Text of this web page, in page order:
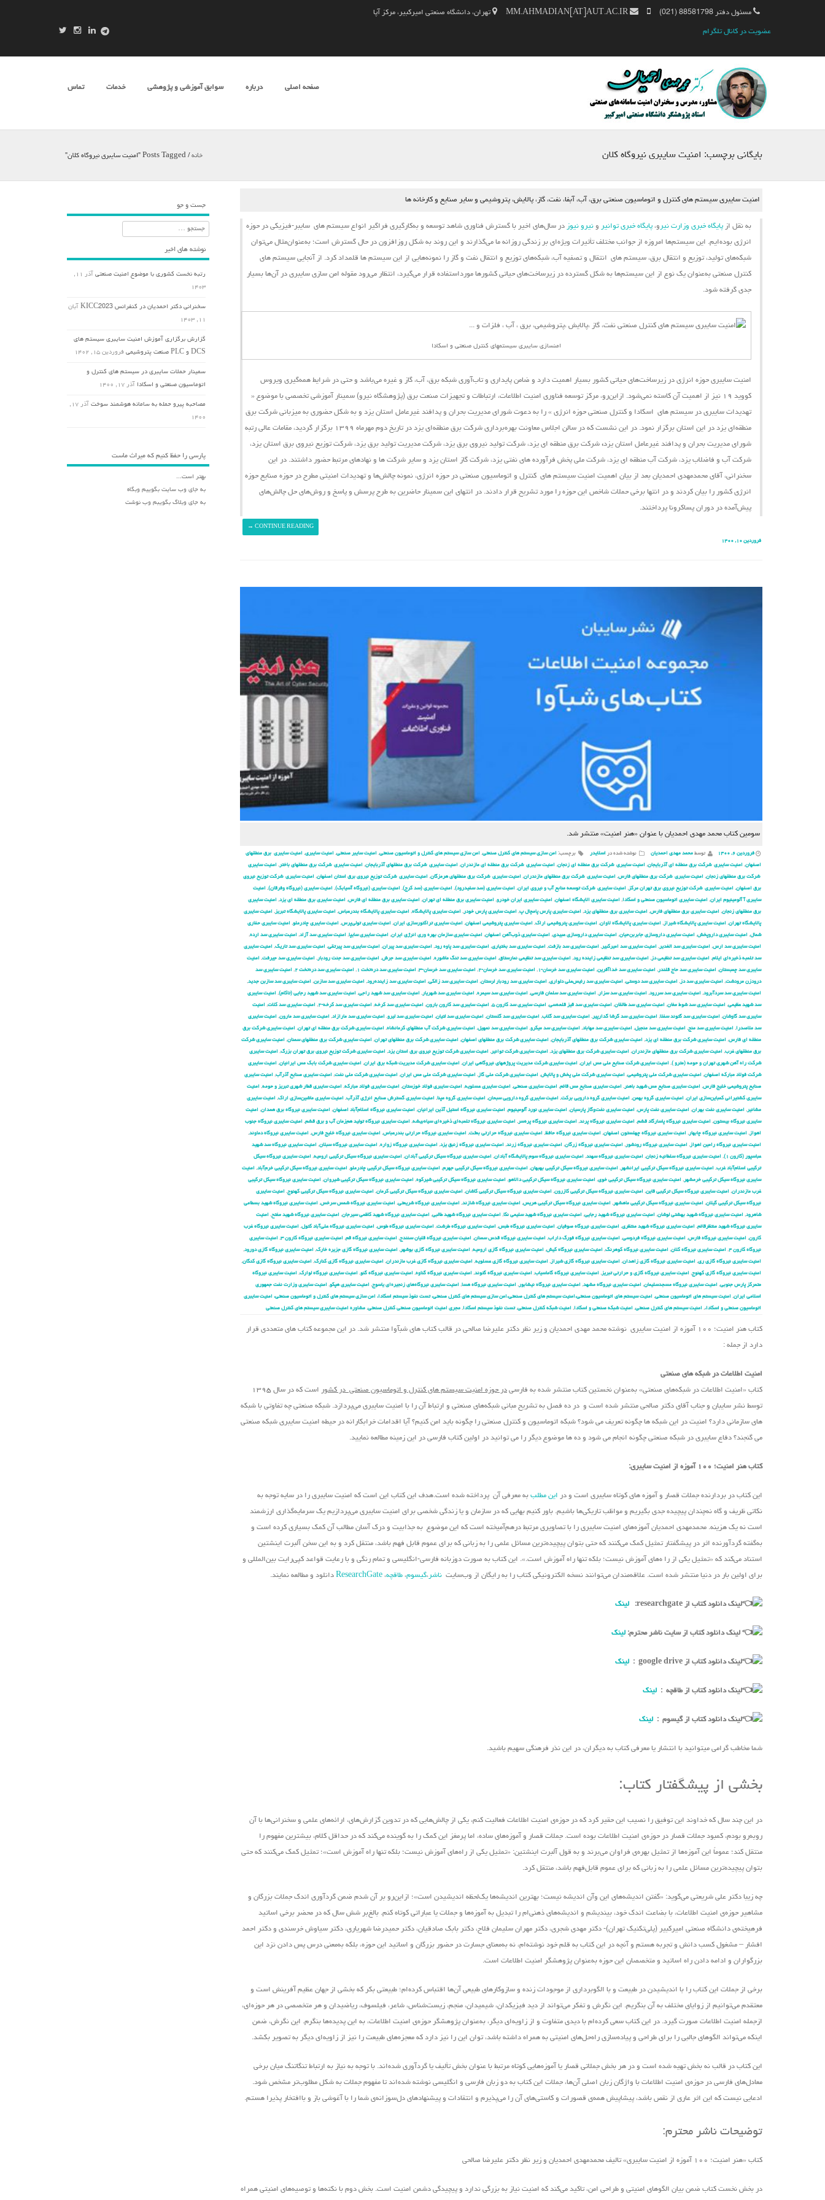
مسئول دفتر 88581798 (021) تهران، دانشگاه صنعتی امیرکبیر، مرکز آپا
عضویت در کانال تلگرام
صفحه اصلی درباره سوابق آموزشی و پژوهشی خدمات تماس
بایگانی برچسب: امنیت سایبری نیروگاه کلان خانه/ Posts Tagged "امنیت سایبری نیروگاه کلان"
امنیت سایبری سیستم های کنترل و اتوماسیون صنعتی برق، آب، آبفا، نفت، گاز، پالایش، پتروشیمی و سایر صنایع و کارخانه ها
به نقل از پایگاه خبری وزارت نیر و، پایگاه خبری توانیر و نیرو نیوز در سال‌های اخیر با گسترش فناوری شاهد توسعه و به‌کارگیری فراگیر انواع سیستم ‌های سایبر-فیزیکی در حوزه
انرژی بوده‌ایم. این سیستم‌ها امروزه از جوانب مختلف تأثیرات ویژه‌ای بر زندگی روزانه ما می‌گذارند و این روند به شکل روزافزون در حال گسترش است؛ به‌عنوان‌مثال می‌توان
شبکه‌های تولید، توزیع و انتقال برق، سیستم ‌های انتقال و تصفیه آب، شبکه‌های توزیع و انتقال نفت و گاز را نمونه‌هایی از این سیستم ‌ها قلمداد کرد. از آنجایی سیستم ‌های
کنترل صنعتی به‌عنوان یک نوع از این سیستم‌ها به شکل گسترده در زیرساخت‌های حیاتی کشورها مورداستفاده قرار می‌گیرد، انتظار می‌رود مقوله امن‌‌ سازی سایبری در آن‌ها بسیار
جدی گرفته شود.
امنسازی سایبری سیستمهای کنترل صنعتی و اسکادا
امنیت سایبری حوزه انرژی در زیرساخت‌های حیاتی کشور بسیار اهمیت دارد و ضامن پایداری و تاب‌آوری شبکه برق، آب، گاز و غیره می‌باشد و حتی در شرایط همه‌گیری ویروس
کووید ۱۹ نیز از اهمیت آن کاسته نمی‌شود.
ازاین‌رو، مرکز توسعه فناوری امنیت اطلاعات، ارتباطات و تجهیزات صنعت برق (پژوهشگاه نیرو) سمینار آموزشی تخصصی با موضوع «
تهدیدات سایبری در سیستم ‌های اسکادا و کنترل صنعتی حوزه انرژی » را به دعوت شورای مدیریت بحران و پدافند غیرعامل استان یزد و به شکل حضوری به میزبانی شرکت برق
منطقه‌ای یزد در این استان برگزار نمود. در این نشست که در سالن اجلاس معاونت بهره‌برداری شرکت برق منطقه‌ای یزد در تاریخ دوم مهرماه ۱۳۹۹ برگزار گردید، مقامات عالی رتبه
شورای مدیریت بحران و پدافند غیرعامل استان یزد، شرکت برق منطقه ای یزد، شرکت تولید نیروی برق یزد، شرکت مدیریت تولید برق یزد، شرکت توزیع نیروی برق استان یزد،
شرکت آب و فاضلاب یزد، شرکت آب منطقه ای یزد، شرکت ملی پخش فرآورده های نفتی یزد، شرکت گاز استان یزد و سایر شرکت ها و نهادهای مرتبط حضور داشتند. در این
سخنرانی، آقای محمدمهدی احمدیان بعد از بیان اهمیت امنیت سیستم ‌های کنترل و اتوماسیون صنعتی در حوزه انرژی، نمونه چالش‌ها و تهدیدات امنیتی مطرح در حوزه صنایع حوزه
انرژی کشور را بیان کردند و در انتها برخی حملات شاخص این حوزه را مورد تشریح قرار دادند. در انتهای این سمینار حاضرین به طرح پرسش و پاسخ و روش‌های حل چالش‌های
پیش‌آمده در دوران پساکرونا پرداختند.
CONTINUE READING
→
فروردین ۱۰, ۱۴۰۰
سومین کتاب محمد مهدی احمدیان با عنوان «هنر امنیت» منتشر شد.
فروردین ۶, ۱۴۰۰ توسط محمد مهدی احمدیان نوشته شده در اسلایدر برچسب: امن سازی سیستم های کنترل صنعتی, امن سازی سیستم های کنترل و اتوماسیون صنعتی, امنیت سایبر صنعتی, امنیت سایبری, امنیت سایبری برق منطقهای
اصفهان, امنیت سایبری شركت برق منطقه ای آذربایجان, امنیت سایبری شركت برق منطقه ای زنجان, امنیت سایبری شركت برق منطقه ای مازندران, امنیت سایبری شركت برق منطقهای آذربایجان, امنیت سایبری شركت برق منطقهای باختر , امنیت سایبری
شركت برق منطقهای زنجان, امنیت سایبری شركت برق منطقهای فارس, امنیت سایبری شركت برق منطقهای مازندران, امنیت سایبری شركت برق منطقهای هرمزگان, امنیت سایبری شركت توزیع نیروی برق استان اصفهان, امنیت سایبری شركت توزیع نیروی
برق اصفهان, امنیت سایبری شركت توزیع نیروی برق تهران مركز , امنیت سایبری شركت توسعه منابع آب و نیروی ایران, امنیت سایبری (سد سفیدرود), امنیت سایبری (سد کرج), امنیت سایبری (نیروگاه آسیابک), امنیت سایبری (نیروگاه وفرقان), امنیت
سایبری آ آلومینیوم ایران, امنیت سایبری اتوماسیون صنعتی و اسکادا, امنیت سایبری الایشگاه اصفهان, امنیت سایبری ایران خودرو, امنیت سایبری برق منطقه ای تهران, امنیت سایبری برق منطقه ای فارس, امنیت سایبری برق منطقه ای یزد, امنیت سایبری
برق منطقهای زنجان, امنیت سایبری برق منطقهای فارس, امنیت سایبری برق منطقهای یزد, امنیت سایبری پارس پامچال پ, امنیت سایبری پارس خودر , امنیت سایبری پالایشگاه, امنیت سایبری پالایشگاه بندرعباس, امنیت سایبری پالایشگاه تبریز , امنیت سایبری
پالایشگاه تهران, امنیت سایبری پالایشگاه شیراز , امنیت سایبری پالایشگاه لاوان, امنیت سایبری پتروشیمی اراک, امنیت سایبری پتروشیمی اصفهان, امنیت سایبری تراکتورسازی ایران, امنیت سایبری تولی‌پرس, امنیت سایبری چادرملو, امنیت سایبری حفاری
شمال, امنیت سایبری داروپخش, امنیت سایبری داروسازی جابربن‌حیان, امنیت سایبری داروسازی عبیدی, امنیت سایبری ذوب‌آهن اصفهان, امنیت سایبری سازمان بهره وری انرژی ایران, امنیت سایبری سایپا, امنیت سایبری سد آزاد, امنیت سایبری سد ارده,
امنیت سایبری سد ارس, امنیت سایبری سد الغدیر , امنیت سایبری سد امیرکبیر , امنیت سایبری سد بازفت, امنیت سایبری سد بختیاری, امنیت سایبری سد پاوه رود, امنیت سایبری سد پیران, امنیت سایبری سد پیرتقی, امنیت سایبری سد تاریک, امنیت سایبری
سد تلمبه ذخیره‌ای ایلام, امنیت سایبری سد تنظیمی دز , امنیت سایبری سد تنظیمی زاینده رود, امنیت سایبری سد تنظیمی نمارستاق, امنیت سایبری سد تنگ ماشوره, امنیت سایبری سد جرش, امنیت سایبری سد جنت رودبار , امنیت سایبری سد جیرفت, امنیت
سایبری سد چمبستان, امنیت سایبری سد حاج قلندر , امنیت سایبری سد خداآفرین, امنیت سایبری سد خرسان-۱ , امنیت سایبری سد خرسان-۲ , امنیت سایبری سد خرسان-۳ , امنیت سایبری سد دره‌تخت ۱ , امنیت سایبری سد دره‌تخت ۲ , امنیت سایبری سد
درودزن مرودشت, امنیت سایبری سد دز , امنیت سایبری سد دوستی, امنیت سایبری سد رئیس‌علی دلواری, امنیت سایبری سد رودبار لرستان, امنیت سایبری سد زالکی, امنیت سایبری سد زاینده‌رود, امنیت سایبری سد سازبن, امنیت سایبری سد سازبن جدید,
امنیت سایبری سد سردآبرود, امنیت سایبری سد سررود, امنیت سایبری سد سزار , امنیت سایبری سد سلمان فارسی, امنیت سایبری سد سیمره, امنیت سایبری سد شهریار , امنیت سایبری سد شهید راجی, امنیت سایبری سد شهید رجایی (تاکام), امنیت سایبری
سد شهید عظیمی, امنیت سایبری سد شوط مغان, امنیت سایبری سد طالقان, امنیت سایبری سد قیز قلعه‌سی, امنیت سایبری سد کارون ۵ , امنیت سایبری سد کارون بارون, امنیت سایبری سد کرخه, امنیت سایبری سد کرخه-۲ , امنیت سایبری سد کلات, امنیت
سایبری سد گاوشان, امنیت سایبری سد گتوند سفلا, امنیت سایبری سد گرشا گدارپیر , امنیت سایبری سد گلاب, امنیت سایبری سد گلستان, امنیت سایبری سد لتیان, امنیت سایبری سد لیرو, امنیت سایبری سد مارازاد, امنیت سایبری سد مارون, امنیت سایبری
سد ملاصدرا, امنیت سایبری سد منج, امنیت سایبری سد منجیل, امنیت سایبری سد مهاباد, امنیت سایبری سد میکرو, امنیت سایبری سد نمهیل, امنیت سایبری شركت آب منطقهای كرمانشاه, امنیت سایبری شركت برق منطقه ای تهران, امنیت سایبری شركت برق
منطقه ای فارس, امنیت سایبری شركت برق منطقه ای یزد, امنیت سایبری شركت برق منطقهای آذربایجان, امنیت سایبری شركت برق منطقهای اصفهان, امنیت سایبری شركت برق منطقهای تهران, امنیت سایبری شركت برق منطقهای سمنان, امنیت سایبری شركت
برق منطقهای غرب, امنیت سایبری شركت برق منطقهای مازندران, امنیت سایبری شركت برق منطقهای یزد, امنیت سایبری شركت توانیر , امنیت سایبری شركت توزیع نیروی برق استان یزد, امنیت سایبری شركت توزیع نیروی برق تهران بزرگ, امنیت سایبری
شركت راه آهن شهری تهران و حومه (مترو ), امنیت سایبری شركت صنایع ملی مس ایران, امنیت سایبری شركت مدیریت پروژههای نیروگاهی ایران, امنیت سایبری شركت مدیریت شبكه برق ایران, امنیت سایبری شرکت بابک مس ایرانیان, امنیت سایبری
شرکت فولاد مبارکه اصفهان, امنیت سایبری شرکت ملی پتروشیمی, امنیت سایبری شرکت ملی پخش و پالایش, امنیت سایبری شرکت ملی گاز , امنیت سایبری شرکت ملی مس ایران, امنیت سایبری شرکت ملی نفت, امنیت سایبری صنایع آذرآب, امنیت سایبری
صنایع پتروشیمی خلیج فارس, امنیت سایبری صنایع مس شهید باهنر , امنیت سایبری صنایع مس قائم, امنیت سایبری صنعتی, امنیت سایبری عسلویه, امنیت سایبری فولاد خوزستان, امنیت سایبری فولاد مبارکه, امنیت سایبری قطار شهری تبریز و حومه, امنیت
سایبری کشتیرانی کمباین‌سازی ایران, امنیت سایبری گروه بهمن, امنیت سایبری گروه دارویی برکت, امنیت سایبری گروه دارویی سبحان, امنیت سایبری گروه مپنا, امنیت سایبری گسترش صنایع انرژی آذرآب, امنیت سایبری ماشین‌سازی اراک, امنیت سایبری
مشانیر , امنیت سایبری نفت بهران, امنیت سایبری نفت پارس, امنیت سایبری نفت‌وگاز پارسیان, امنیت سایبری نورد آلومینیوم, امنیت سایبری نیروگاه استیل آذین ایرانیان, امنیت سایبری نیروگاه اسلام‌آباد اصفهان, امنیت سایبری نیروگاه برق همدان, امنیت
سایبری نیروگاه بیستون, امنیت سایبری نیروگاه پاسارگاد قشم, امنیت سایبری نیروگاه پرند, امنیت سایبری نیروگاه پره‌سر , امنیت سایبری نیروگاه تلمبه‌ای ذخیره‌ای سیاه‌بیشه, امنیت سایبری نیروگاه تولید هم‌زمان آب و برق قشم, امنیت سایبری نیروگاه جنوب
اهواز , امنیت سایبری نیروگاه چابهار , امنیت سایبری نیروگاه چهلستون اصفهان, امنیت سایبری نیروگاه حافظ, امنیت سایبری نیروگاه حرارتی بعثت, امنیت سایبری نیروگاه حرارتی بندرعباس, امنیت سایبری نیروگاه خلیج فارس, امنیت سایبری نیروگاه دماوند,
امنیت سایبری نیروگاه رامین اهواز , امنیت سایبری نیروگاه رودشور , امنیت سایبری نیروگاه زرگان, امنیت سایبری نیروگاه زرند, امنیت سایبری نیروگاه زنبق یزد, امنیت سایبری نیروگاه زواره, امنیت سایبری نیروگاه سبلان, امنیت سایبری نیروگاه سد شهید
عباسپور (کارون ۱)
, امنیت سایبری نیروگاه سلطانیه زنجان, امنیت سایبری نیروگاه سهند, امنیت سایبری نیروگاه سوم پالایشگاه آبادان, امنیت سایبری نیروگاه سیکل ترکیبی آبادان, امنیت سایبری نیروگاه سیکل ترکیبی ارومیه, امنیت سایبری نیروگاه سیکل
ترکیبی اسلام‌آباد غرب, امنیت سایبری نیروگاه سیکل ترکیبی ایرانشهر , امنیت سایبری نیروگاه سیکل ترکیبی بهبهان, امنیت سایبری نیروگاه سیکل ترکیبی جهرم, امنیت سایبری نیروگاه سیکل ترکیبی چادرملو, امنیت سایبری نیروگاه سیکل ترکیبی خرم‌آباد, امنیت
سایبری نیروگاه سیکل ترکیبی خرمشهر , امنیت سایبری نیروگاه سیکل ترکیبی خوی, امنیت سایبری نیروگاه سیکل ترکیبی دالاهو, امنیت سایبری نیروگاه سیکل ترکیبی شیرکوه, امنیت سایبری نیروگاه سیکل ترکیبی شیروان, امنیت سایبری نیروگاه سیکل ترکیبی
غرب مازندران, امنیت سایبری نیروگاه سیکل ترکیبی قاین, امنیت سایبری نیروگاه سیکل ترکیبی کازرون, امنیت سایبری نیروگاه سیکل ترکیبی کاشان, امنیت سایبری نیروگاه سیکل ترکیبی کرمان, امنیت سایبری نیروگاه سیکل ترکیبی کهنوج, امنیت سایبری
نیروگاه سیکل ترکیبی گیلان, امنیت سایبری نیروگاه سیکل ترکیبی ماهشهر , امنیت سایبری نیروگاه سیکل ترکیبی هریس, امنیت سایبری نیروگاه شازند, امنیت سایبری نیروگاه شریعتی, امنیت سایبری نیروگاه شمس سرخس, امنیت سایبری نیروگاه شهید بسطامی
شاهرود, امنیت سایبری نیروگاه شهید بهشتی لوشان, امنیت سایبری نیروگاه شهید رجایی, امنیت سایبری نیروگاه شهید سلیمی نکا, امنیت سایبری نیروگاه شهید طالبی, امنیت سایبری نیروگاه شهید کاظمی سیرجان, امنیت سایبری نیروگاه شهید مفتح, امنیت
سایبری نیروگاه شهید منتظرقائم, امنیت سایبری نیروگاه شهید منتظری, امنیت سایبری نیروگاه صوفیان, امنیت سایبری نیروگاه طبس, امنیت سایبری نیروگاه طرشت, امنیت سایبری نیروگاه طوس, امنیت سایبری نیروگاه علی‌آباد کتول, امنیت سایبری نیروگاه غرب
کارون, امنیت سایبری نیروگاه فارس, امنیت سایبری نیروگاه فردوسی, امنیت سایبری نیروگاه فورگ داراب, امنیت سایبری نیروگاه قدس سمنان, امنیت سایبری نیروگاه قلیان سنندج, امنیت سایبری نیروگاه قم, امنیت سایبری نیروگاه کارون ۳ , امنیت سایبری
نیروگاه کارون ۴
, امنیت سایبری نیروگاه کلان, امنیت سایبری نیروگاه کوهرنگ, امنیت سایبری نیروگاه کیش, امنیت سایبری نیروگاه گازی ارومیه, امنیت سایبری نیروگاه گازی بوشهر , امنیت سایبری نیروگاه گازی جزیره خارک, امنیت سایبری نیروگاه گازی دورود,
امنیت سایبری نیروگاه گازی ری, امنیت سایبری نیروگاه گازی زاهدان, امنیت سایبری نیروگاه گازی شیراز , امنیت سایبری نیروگاه گازی عسلویه, امنیت سایبری نیروگاه گازی غرب مازندران, امنیت سایبری نیروگاه گازی کنارک, امنیت سایبری نیروگاه گازی کنگان,
امنیت سایبری نیروگاه گازی کهنوج, امنیت سایبری نیروگاه گازی و حرارتی تبریز , امنیت سایبری نیروگاه گاماسیاب, امنیت سایبری نیروگاه گتوند, امنیت سایبری نیروگاه گناوه, امنیت سایبری نیروگاه گنو, امنیت سایبری نیروگاه لوارک, امنیت سایبری نیروگاه
متمرکز پارس جنوبی, امنیت سایبری نیروگاه مسجدسلیمان, امنیت سایبری نیروگاه مشهد, امنیت سایبری نیروگاه نیشابور , امنیت سایبری نیروگاه هسا, امنیت سایبری نیروگاه‌های زنجیره‌ای یاسوج, امنیت سایبری هپکو, امنیت سایبری وزارت نفت جمهوری
اسلامی ایران, امنیت سیستم های اتوماسیون صنعتی, امنیت سیستم های اتوماسیون صنعتی،امنیت سیستم های کنترل صنعتی،امن سازی سیستم های کنترل صنعتی، تست نفوذ سیستم اسکادا، امن سازی سیستم های کنترل و اتوماسیون صنعتی، امنیت سایبری
اتوماسیون صنعتی و اسکادا،, امنیت سیستم های کنترل صنعتی, امنیت شبکه صنعتی و اسکادا, امنیت شبکه کنترل صنعتی,تست نفوذ سیستم اسکادا, مجری امنیت اتوماسیون صنعتی کنترل صنعتی, مشاوره امنیت سایبری سیستم های کنترل صنعتی
کتاب هنر امنیت؛ ۱۰۰ آموزه از امنیت سایبری نوشته محمد مهدی احمدیان و زیر نظر دکتر علیرضا صالحی در قالب کتاب های شبآوا منتشر شد. در این مجموعه کتاب های متعددی قرار
دارد از جمله :
امنیت اطلاعات در شبکه های صنعتی
کتاب «امنیت اطلاعات در شبکه‌های صنعتی» به‌عنوان نخستین کتاب منتشر شده به فارسی در حوزه امنیت سیستم های کنترل و اتوماسیون صنعتی در کشور
است که در سال ۱۳۹۵
توسط نشر سایبان و جناب آقای دکتر صالحی منتشر شده است و در ده فصل به تشریح مبانی شبکه‌های صنعتی و ارتباط آن را با امنیت سایبری می‌پردازد. شبکه صنعتی چه تفاوتی با شبکه
های سازمانی دارد؟ امنیت در این شبکه ها چگونه تعریف می شود؟ شبکه اتوماسیون و کنترل صنعتی را چگونه باید امن کنیم؟ آیا اقدامات خرابکارانه در حیطه امنیت سایبری شبکه صنعتی
می گنجند؟ دفاع سایبری در شبکه صنعتی چگونه انجام می شود و ده ها موضوع دیگر را می توانید در اولین کتاب فارسی در این زمینه مطالعه نمایید.
کتاب هنر امنیت؛ ۱۰۰ آموزه از امنیت سایبری:
این کتاب در بردارنده جملات قصار و آموزه های کوتاه سایبری است و در این مطلب به معرفی آن پرداخته شده است.هدف این کتاب این است که امنیت سایبری را در سایه توجه به
نکاتی ظریف و گاه نه‌چندان پیچیده جدی بگیریم و مواظب تاریکی‌ها باشیم. باور کنیم بهایی که در سازمان و یا زندگی شخصی برای امنیت سایبری می‌پردازیم یک سرمایه‌گذاری ارزشمند
است نه یک هزینه. محمدمهدی احمدیان آموزه‌های امنیت سایبری را با تصاویری مرتبط درهم‌آمیخته است که این موضوع به جذابیت و درک آسان مطالب آن کمک بسیاری کرده است و
به‌گفته گردآورنده اثر در پیشگفتار تمثیل کمک می‌کنند که حتی بتوان پیچیده‌ترین مسائل علمی را به زبانی که برای عموم قابل فهم باشد، منتقل کرد و به این سخن آلبرت اینشتین
استناد می‌کند که «تمثیل یکی از را ه‌های آموزش نیست؛ بلکه تنها راه آموزش است.». این کتاب به صورت دوزبانه فارسی-انگلیسی و تمام رنگی و با رعایت قواعد کپی‌رایت بین‌المللی و
برای اولین بار در دنیا منتشر شده است. علاقه‌مندان می‌توانند نسخه الکترونیکی کتاب را به رایگان از وب‌سایت ناشر،گیسوم، طاقچه، ResearchGate دانلود و مطالعه نمایند.
لینک دانلود کتاب از researchgate: لینک
لینک دانلود کتاب از سایت ناشر محترم: لینک
لینک دانلود کتاب از google drive : لینک
لینک دانلود کتاب از طاقچه : لینک
لینک دانلود کتاب از گیسوم : لینک
شما مخاطب گرامی میتوانید با انتشار یا معرفی کتاب به دیگران، در این نذر فرهنگی سهیم باشید.
بخشی از پیشگفتار کتاب:
در این چند سال که خداوند این توفیق را نصیب این حقیر کرد که در حوزه‌ی امنیت اطلاعات فعالیت کنم، یکی از چالش‌هایی که در تدوین گزارش‌های، ارائه‌های علمی و سخنرانی‌ها با آن
روبه‌رو بودم، کمبود جملات قصار در حوزه‌ی امنیت اطلاعات بوده است. جملات قصار و آموزه‌های ساده، اما پرمغز این کمک را به گوینده‌ می‌کند که در حداقل کلام، بیشترین مفهوم را
منتقل کند؛ عموماً این آموزه‌ها از تمثیل بهره‌ی فراوان‌ می‌برند و به قول آلبرت اینشتین: «تمثیل یکی از راه‌های آموزش نیست؛ بلکه تنها راه آموزش است»؛ تمثیل کمک می‌کنند که حتی
بتوان پیچیده‌ترین مسائل علمی را به زبانی که برای عموم قابل‌فهم باشد، منتقل کرد.
چه زیبا دکتر علی شریعتی ‌می‌گوید: «گفتن اندیشه‌های این ‌وآن اندیشه نیست؛ بهترین اندیشه‌ها یک‌لحظه اندیشیدن است»؛ ازاین‌رو بر آن شدم ضمن گردآوری اندک جملات بزرگان و
مشاهیر حوزه‌ی امنیت اطلاعات، با بضاعت اندک خود، بیندیشم و اندیشه‌های ذهنی‌ام را تبدیل به آموزه‌ها و جملات یا عباراتی کوتاه کنم. بالغ‌بر شش سال که در محضر برخی اساتید
فرهیخته‌ی دانشگاه صنعتی امیرکبیر (پلی‌تکنیک تهران)- دکتر مهدی شجری، دکتر مهران سلیمان فلاح، دکتر بابک صادقیان، دکتر حمیدرضا شهریاری، دکتر سیاوش خرسندی و دکتر احمد
افشار – مشغول کسب دانش و تجربه هستم و آنچه در این کتاب به قلم خود نوشته‌ام، نه به‌معنای جسارت در حضور بزرگان و اساتید این حوزه، بلکه به‌معنی درس پس دادن نزد این
بزرگواران و ادامه دادن راه اساتید و متخصصان این حوزه به‌عنوان پژوهشگر امنیت اطلاعات است.
برخی از جملات این کتاب را با اندیشیدن در طبیعت و با الگوبرداری از موجودات زنده و سازوکارهای طبیعی آن‌ها اقتباس کرده‌ام؛ طبیعتی بکر که بخشی از جهان عظیم آفرینش است و
معتقدم می‌توانیم از زوایای مختلف به آن بنگریم. این نگرش و تفکر می‌تواند از دید فیزیکدان، شیمیدان، منجم، زیست‌شناس، شاعر، فیلسوف، ریاضیدان و هر متخصصی در هر حوزه‌ای،
ازجمله امنیت اطلاعات صورت گیرد. در این کتاب سعی کرده‌ام با دیدی متفاوت و از زاویه‌ای دیگر، به‌عنوان پژوهشگر حوزه‌ی امنیت اطلاعات، به این پدیده‌ها بنگرم. این نگرش، ضمن
اینکه می‌تواند الگوهای جالبی را برای طراحی و پیاده‌سازی راه‌حل‌های امنیتی به همراه داشته باشد، توان این را نیز دارد که معجزه‌های طبیعت را نیز از زاویه‌ای دیگر به تصویر بکشد.
این کتاب در قالب نه بخش تهیه ‌شده است و در هر بخش جملاتی قصار یا آموزه‌هایی کوتاه مرتبط با عنوان بخش تألیف یا گردآوری شده‌اند. با توجه به نیاز به ارتباط تنگاتنگ میان برخی
معادل‌های فارسی در حوزه‌ی امنیت اطلاعات با واژگان زبان اصلی آن‌ها، جملات این کتاب به دو زبان فارسی و انگلیسی نوشته شده‌اند تا مفهوم جملات به شکل مطلوب‌تر مشخص شود.
ادعایی نیست که این اثر عاری از نقص باشد، پیشاپیش همه‌ی قصورات و کاستی‌های آن را می‌پذیرم و انتقادات و پیشنهاد‌های د‌ل‌سوزانه‌ی شما را با آغوشی باز و باافتخار پذیرا هستم.
توضیحات ناشر محترم:
کتاب «هنر امنیت؛ ۱۰۰ آموزه از امنیت سایبری» تالیف محمدمهدی احمدیان و زیر نظر دکتر علیرضا صالحی
در بخش نخست کتاب ضمن بیان الگوهای امنیتی و طراحی امن، تاکید می‌کند که امنیت نیاز به بزرگی ندارد و پیچیدگی دشمن امنیت است. بخش دوم با نکته‌ها و توصیه‌های امنیتی همراه
جست و جو
جستجو
نوشته های اخیر
رتبه نخست کشوری با موضوع امنیت صنعتی
آذر ۱۱,
۱۴۰۳
سخنرانی دکتر احمدیان در کنفرانس KICC2023
آبان
۱۱, ۱۴۰۳
گزارش برگزاری آموزش امنیت سایبری سیستم های
DCS و PLC صنعت پتروشیمی
فروردین ۱۵, ۱۴۰۲
سمینار حملات سایبری در سیستم های کنترل و
اتوماسیون صنعتی و اسکادا آذر ۱۷, ۱۴۰۰
مصاحبه پیرو حمله به سامانه هوشمند سوخت
آذر ۱۷,
۱۴۰۰
پارسی را حفظ کنیم که میراث ماست
بهتر است...
به جای وب سایت بگوییم وبگاه
به جای وبلاگ بگویبم وب نوشت